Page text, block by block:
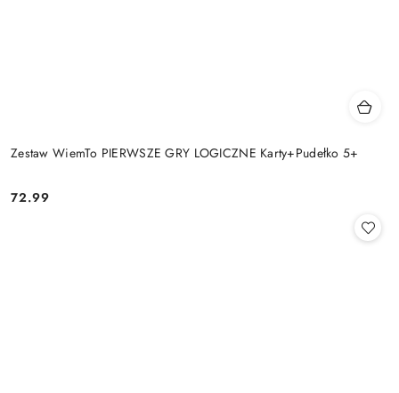
Zestaw WiemTo PIERWSZE GRY LOGICZNE Karty+Pudełko 5+
Cena:
72.99